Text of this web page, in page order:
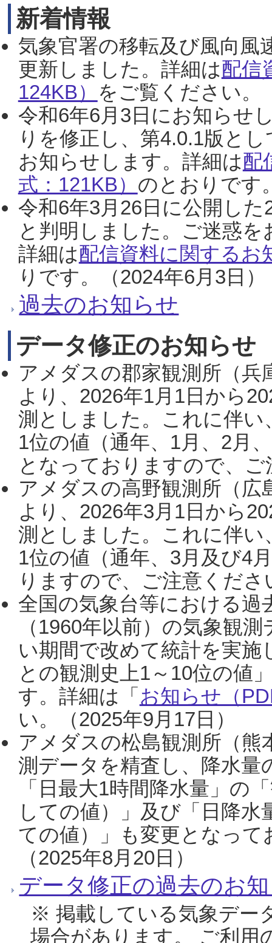
新着情報
気象官署の移転及び風向風
更新しました。詳細は配信
124KB） をご覧ください。
令和6年6月3日にお知らせ
りを修正し、第4.0.1版と
お知らせします。詳細は配
式：121KB） のとおりです
令和6年3月26日に公開し
と判明しました。ご迷惑
詳細は配信資料に関するお
りです。（2024年6月3日）
過去のお知らせ
データ修正のお知らせ
アメダスの郡家観測所（
より、2026年1月1日から
測としました。これに伴い
1位の値（通年、1月、2月
となっておりますので、
アメダスの高野観測所（
より、2026年3月1日から
測としました。これに伴い
1位の値（通年、3月及び4
りますので、ご注意くだ
全国の気象台等における過
（1960年以前）の気象観
い期間で改めて統計を実
との観測史上1～10位の値
す。詳細は「 お知らせ（
い。（2025年9月17日）
アメダスの松島観測所（熊
測データを精査し、降水
「日最大1時間降水量」の
しての値）」及び「日降
ての値）」も変更となっ
（2025年8月20日）
データ修正の過去のお
※ 掲載している気象デー
場合があります。 ご利用